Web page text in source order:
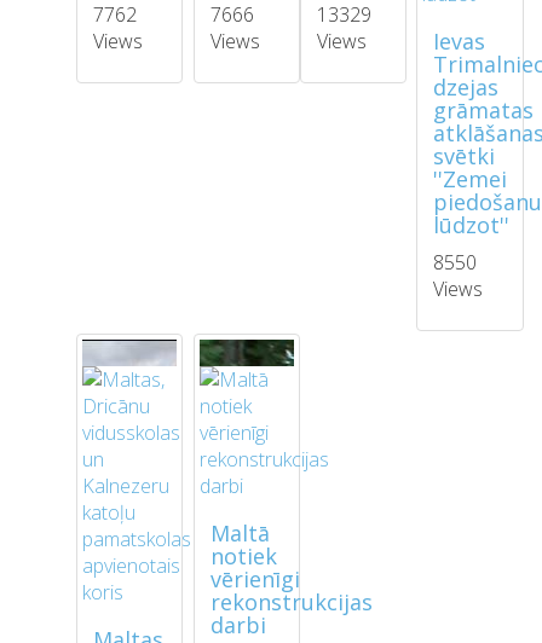
7762
Views
7666
Views
13329
Views
Ievas
dzejas
grāmatas
svētki
''Zemei
piedošanu
lūdzot''
8550
Views
Maltā
notiek
vērienīgi
rekonstrukcijas
darbi